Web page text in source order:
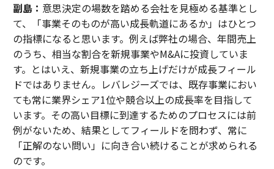
副島： 意思決定の場数を踏める会社を見極める基準とし
て、「事業そのものが高い成長軌道にあるか」はひとつ
の指標になると思います。例えば弊社の場合、年間売上
のうち、相当な割合を新規事業やM&Aに投資していま
す。とはいえ、新規事業の立ち上げだけが成長フィール
ドではありません。レバレジーズでは、既存事業におい
ても常に業界シェア1位や競合以上の成長率を目指して
います。その高い目標に到達するためのプロセスには前
例がないため、結果としてフィールドを問わず、常に
「正解のない問い」に向き合い続けることが求められる
のです。